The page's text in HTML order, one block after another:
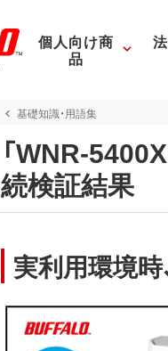
個人向け商
品
基礎知識・用語集
「WNR-
続検証結果
実利用環境